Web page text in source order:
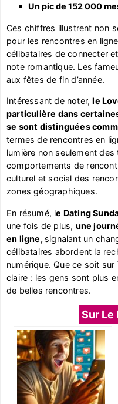
Un pic de 152 000
Ces chiffres illustrent non
pour les rencontres en
célibataires de connecter
note romantique. Les
aux fêtes de fin d’année.
Intéressant de noter,le
particulière dans
se sont distinguées
termes de rencontres en
lumière non seulement
comportements de
culturel et social des
zones géographiques.
En résumé, le Dating
une fois de plus, une
en ligne, signalant un
célibataires abordent la
numérique. Que ce soit
claire : les gens sont plus
de belles rencontres.
Sur Le